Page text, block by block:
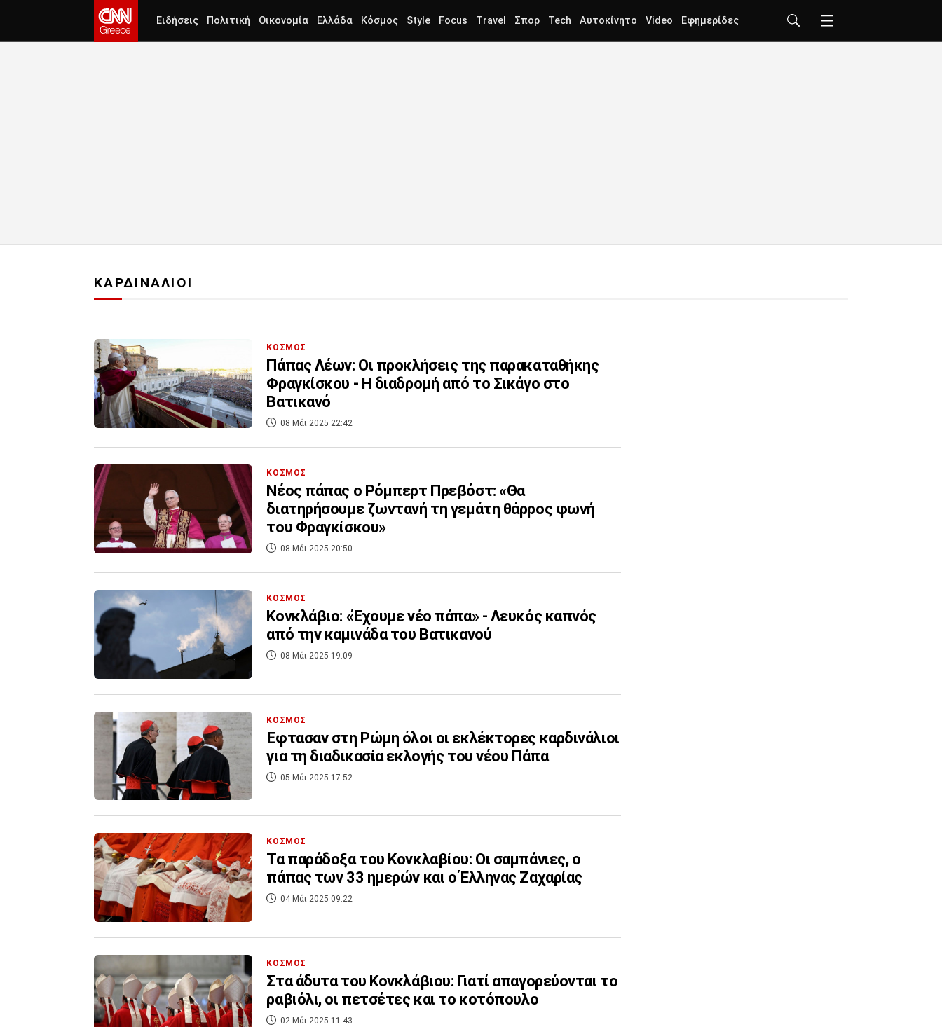
Ειδήσεις Πολιτική Οικονομία Ελλάδα Κόσμος Style Focus Travel Σπορ Tech Αυτοκίνητο Video Εφημερίδες
ΚΑΡΔΙΝΑΛΙΟΙ
ΚΟΣΜΟΣ
Πάπας Λέων: Οι προκλήσεις της παρακαταθήκης
Φραγκίσκου - Η διαδρομή από το Σικάγο στο
Βατικανό
08 Μάι 2025 22:42
ΚΟΣΜΟΣ
Νέος πάπας ο Ρόμπερτ Πρεβόστ: «Θα
διατηρήσουμε ζωντανή τη γεμάτη θάρρος φωνή
του Φραγκίσκου»
08 Μάι 2025 20:50
ΚΟΣΜΟΣ
Κονκλάβιο: «Έχουμε νέο πάπα» - Λευκός καπνός
από την καμινάδα του Βατικανού
08 Μάι 2025 19:09
ΚΟΣΜΟΣ
Έφτασαν στη Ρώμη όλοι οι εκλέκτορες καρδινάλιοι
για τη διαδικασία εκλογής του νέου Πάπα
05 Μάι 2025 17:52
ΚΟΣΜΟΣ
Τα παράδοξα του Κονκλαβίου: Οι σαμπάνιες, ο
πάπας των 33 ημερών και ο Έλληνας Ζαχαρίας
04 Μάι 2025 09:22
ΚΟΣΜΟΣ
Στα άδυτα του Κονκλάβιου: Γιατί απαγορεύονται το
ραβιόλι, οι πετσέτες και το κοτόπουλο
02 Μάι 2025 11:43